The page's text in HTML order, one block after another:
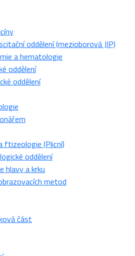
oddělení (mezioborová JIP)
a hematologie
oddělení
oddělení
ftizeologie (Plicní)
oddělení
hlavy a krku
metod
část